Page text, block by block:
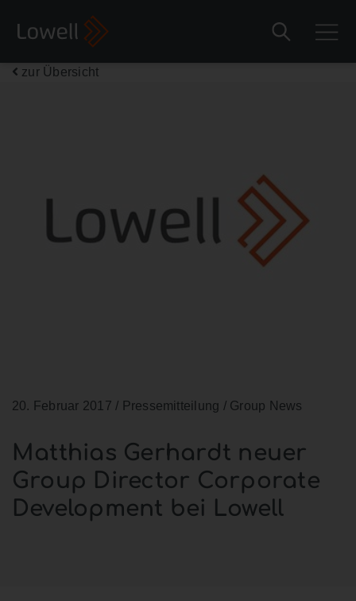
zur Übersicht
20. Februar 2017 / Pressemitteilung / Group News
Matthias Gerhardt neuer
Group Director Corporate
Development bei Lowell